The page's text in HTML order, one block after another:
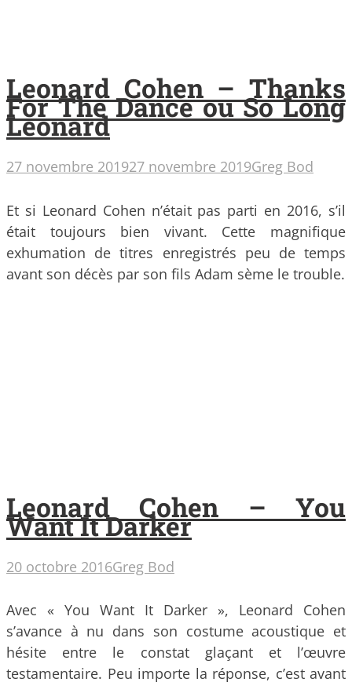
Leonard Cohen – Thanks
For The Dance ou So Long
Leonard
27 novembre 201927 novembre 2019Greg Bod
Et si Leonard Cohen n’était pas parti en 2016, s’il
était toujours bien vivant. Cette magnifique
exhumation de titres enregistrés peu de temps
avant son décès par son fils Adam sème le trouble.
Leonard Cohen – You
Want It Darker
20 octobre 2016Greg Bod
Avec « You Want It Darker », Leonard Cohen
s’avance à nu dans son costume acoustique et
hésite entre le constat glaçant et l’œuvre
testamentaire. Peu importe la réponse, c’est avant